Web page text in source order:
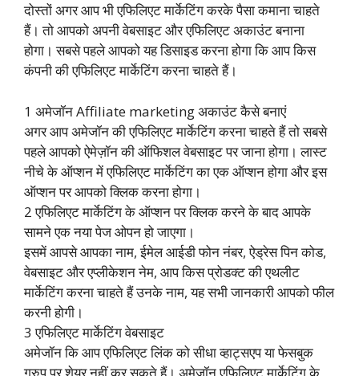
दोस्तों अगर आप भी एफिलिएट मार्केटिंग करके पैसा कमाना चाहते
हैं। तो आपको अपनी वेबसाइट और एफिलिएट अकाउंट बनाना
होगा। सबसे पहले आपको यह डिसाइड करना होगा कि आप किस
कंपनी की एफिलिएट मार्केटिंग करना चाहते हैं।
1 अमेजॉन Affiliate marketing अकाउंट कैसे बनाएं
अगर आप अमेजॉन की एफिलिएट मार्केटिंग करना चाहते हैं तो सबसे
पहले आपको ऐमेज़ॉन की ऑफिशल वेबसाइट पर जाना होगा। लास्ट
नीचे के ऑप्शन में एफिलिएट मार्केटिंग का एक ऑप्शन होगा और इस
ऑप्शन पर आपको क्लिक करना होगा।
2 एफिलिएट मार्केटिंग के ऑप्शन पर क्लिक करने के बाद आपके
सामने एक नया पेज ओपन हो जाएगा।
इसमें आपसे आपका नाम, ईमेल आईडी फोन नंबर, ऐड्रेस पिन कोड,
वेबसाइट और एप्लीकेशन नेम, आप किस प्रोडक्ट की एथलीट
मार्केटिंग करना चाहते हैं उनके नाम, यह सभी जानकारी आपको फील
करनी होगी।
3 एफिलिएट मार्केटिंग वेबसाइट
अमेजॉन कि आप एफिलिएट लिंक को सीधा व्हाट्सएप या फेसबुक
ग्रुप पर शेयर नहीं कर सकते हैं। अमेजॉन एफिलिएट मार्केटिंग के